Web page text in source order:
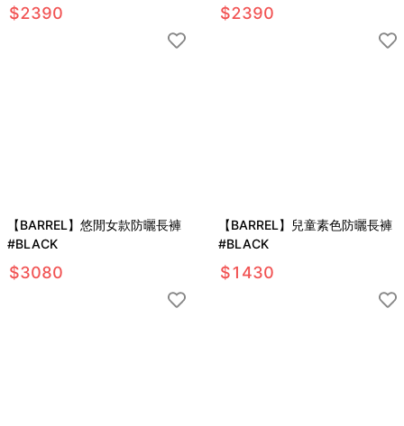
$2390 $2390
【BARREL】悠閒女款防曬長褲
#BLACK
$3080
【BARREL】兒童素色防曬長褲
#BLACK
$1430